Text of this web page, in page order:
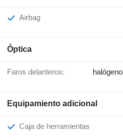
Airbag
Óptica
Faros delanteros: halógeno
Equipamiento adicional
Caja de herramientas